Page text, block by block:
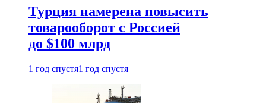
Турция намерена повысить
товарооборот с Россией
до $100 млрд
1 год спустя1 год спустя